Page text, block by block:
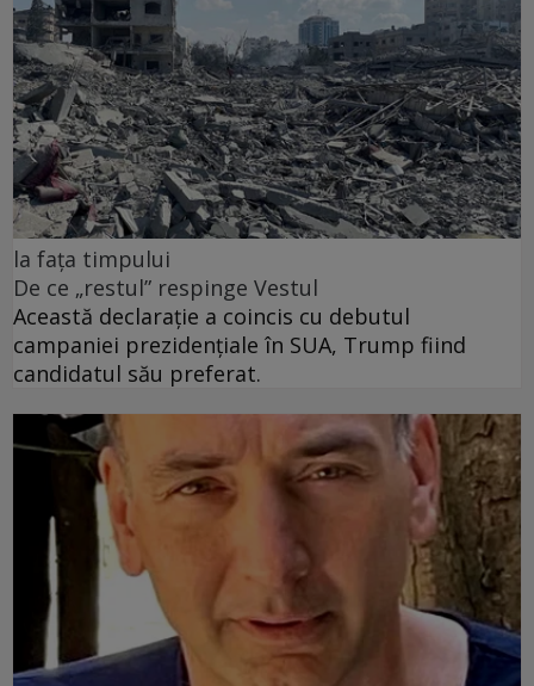
la fața timpului
De ce „restul” respinge Vestul
Această declarație a coincis cu debutul
campaniei prezidențiale în SUA, Trump fiind
candidatul său preferat.